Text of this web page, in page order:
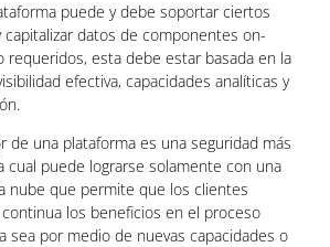
puede y debe soportar ciertos
datos de componentes on-
esta debe estar basada en la
efectiva, capacidades analíticas y
de una plataforma es una seguridad más
cual puede lograrse solamente con una
nube que permite que los clientes
los beneficios en el proceso
sea por medio de nuevas capacidades o